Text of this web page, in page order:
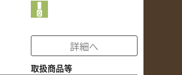
詳細へ
取扱商品等